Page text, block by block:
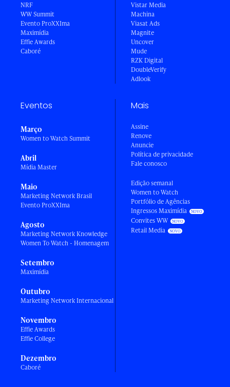
NRF
WW Summit
Evento ProXXIma
Maximídia
Effie Awards
Caboré
Vistar Media
Machina
Viasat Ads
Magnite
Uncover
Mude
RZK Digital
DoubleVerify
Adlook
Eventos
Março
Women to Watch Summit
Abril
Mídia Master
Maio
Marketing Network Brasil
Evento ProXXIma
Agosto
Marketing Network Knowledge
Women To Watch - Homenagem
Setembro
Maximídia
Outubro
Marketing Network Internacional
Novembro
Effie Awards
Effie College
Dezembro
Caboré
Mais
Assine
Renove
Anuncie
Política de privacidade
Fale conosco
Edição semanal
Women to Watch
Portfólio de Agências
Ingressos Maximídia
Convites WW
Retail Media